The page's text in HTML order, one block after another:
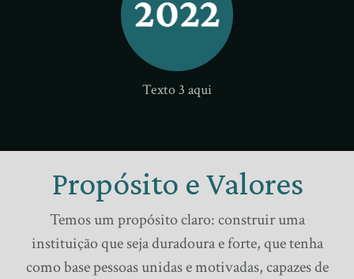
Texto 3 aqui
Propósito e Valores
Temos um propósito claro: construir uma
instituição que seja duradoura e forte, que tenha
como base pessoas unidas e motivadas, capazes de